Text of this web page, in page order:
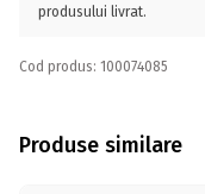
produsului livrat.
Cod produs: 100074085
Produse similare